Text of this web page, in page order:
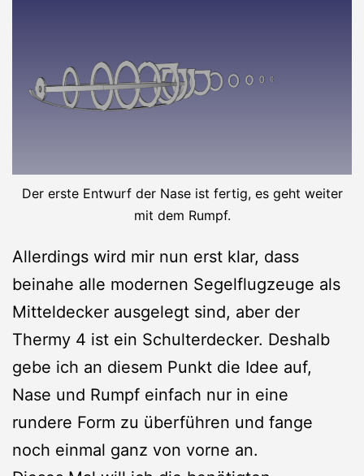
Der erste Entwurf der Nase ist fertig, es geht weiter
mit dem Rumpf.
Allerdings wird mir nun erst klar, dass
beinahe alle modernen Segelflugzeuge als
Mitteldecker ausgelegt sind, aber der
Thermy 4 ist ein Schulterdecker. Deshalb
gebe ich an diesem Punkt die Idee auf,
Nase und Rumpf einfach nur in eine
rundere Form zu überführen und fange
noch einmal ganz von vorne an.